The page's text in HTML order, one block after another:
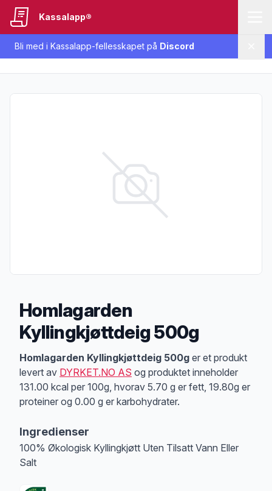
Bli med i Kassalapp-fellesskapet på Discord
Kassalapp®
Homlagarden
Kyllingkjøttdeig 500g
Produktbeskrivelse
Homlagarden Kyllingkjøttdeig 500g er et produkt
levert av DYRKET.NO AS og produktet inneholder
131.00 kcal per 100g, hvorav 5.70 g er fett, 19.80g er
proteiner og 0.00 g er karbohydrater.
Ingredienser
100% Økologisk Kyllingkjøtt Uten Tilsatt Vann Eller
Salt